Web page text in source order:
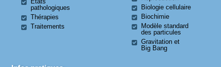
pathologiques
Thérapies
Traitements
Biologie cellulaire
Biochimie
Modèle standard
des particules
Gravitation et
Big Bang